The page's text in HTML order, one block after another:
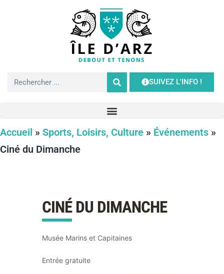
SUIVEZ L'INFO !
Accueil » Sports, Loisirs, Culture » Événements »
Ciné du Dimanche
CINÉ DU DIMANCHE
Musée Marins et Capitaines
Entrée gratuite